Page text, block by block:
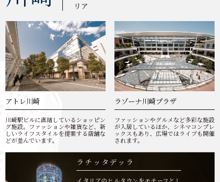
アトレ川崎
川崎駅ビルに直結しているショッピン
グ施設。ファッションや雑貨など、新
しいライフスタイルを提案する店舗な
どが並んでいます。
ラゾーナ川崎プラザ
ファッションやグルメなど多彩な施設
が入居しているほか、シネマコンプレ
ックスもあり、広場ではライブも開催
されます。
リア
ラチッタデッラ